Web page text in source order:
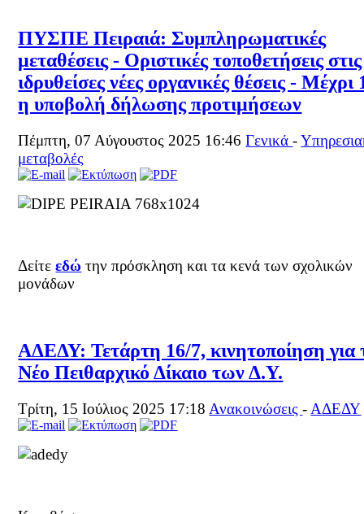
ΠΥΣΠΕ Πειραιά: Συμπληρωματικές
μεταθέσεις - Οριστικές τοποθετήσεις στις
ιδρυθείσες νέες οργανικές θέσεις - Μέχρι
η υποβολή δήλωσης προτιμήσεων
Πέμπτη, 07 Αύγουστος 2025 16:46Γενικά-
μεταβολές
Δείτεεδώ την πρόσκληση και τα κενά των σχολικών
μονάδων
ΑΔΕΔΥ: Τετάρτη 16/7, κινητοποίηση για
Νέο Πειθαρχικό Δίκαιο των Δ.Υ.
Τρίτη, 15 Ιούλιος 2025 17:18 Ανακοινώσεις- ΑΔΕΔΥ